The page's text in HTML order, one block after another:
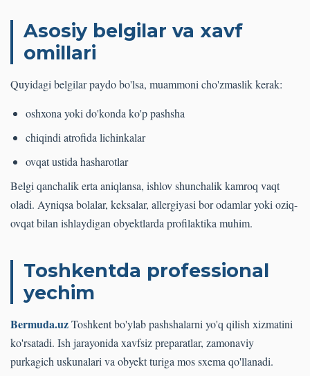
Asosiy belgilar va xavf
omillari
Quyidagi belgilar paydo bo'lsa, muammoni cho'zmaslik kerak:
oshxona yoki do'konda ko'p pashsha
chiqindi atrofida lichinkalar
ovqat ustida hasharotlar
Belgi qanchalik erta aniqlansa, ishlov shunchalik kamroq vaqt
oladi. Ayniqsa bolalar, keksalar, allergiyasi bor odamlar yoki oziq-
ovqat bilan ishlaydigan obyektlarda profilaktika muhim.
Toshkentda professional
yechim
Bermuda.uzToshkent bo'ylab pashshalarni yo'q qilish xizmatini
ko'rsatadi. Ish jarayonida xavfsiz preparatlar, zamonaviy
purkagich uskunalari va obyekt turiga mos sxema qo'llanadi.